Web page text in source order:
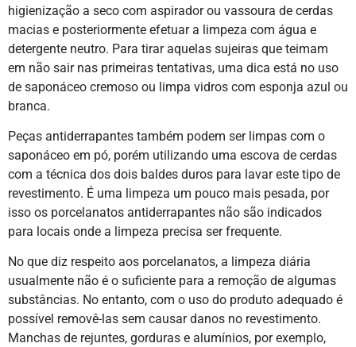
higienização a seco com aspirador ou vassoura de cerdas
macias e posteriormente efetuar a limpeza com água e
detergente neutro. Para tirar aquelas sujeiras que teimam
em não sair nas primeiras tentativas, uma dica está no uso
de saponáceo cremoso ou limpa vidros com esponja azul ou
branca.
Peças antiderrapantes também podem ser limpas com o
saponáceo em pó, porém utilizando uma escova de cerdas
com a técnica dos dois baldes duros para lavar este tipo de
revestimento. É uma limpeza um pouco mais pesada, por
isso os porcelanatos antiderrapantes não são indicados
para locais onde a limpeza precisa ser frequente.
No que diz respeito aos porcelanatos, a limpeza diária
usualmente não é o suficiente para a remoção de algumas
substâncias. No entanto, com o uso do produto adequado é
possível removê-las sem causar danos no revestimento.
Manchas de rejuntes, gorduras e alumínios, por exemplo,